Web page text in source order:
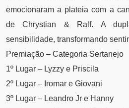
emocionaram a plateia com a
de Chrystian & Ralf. A
sensibilidade, transformando
Premiação – Categoria Sertanejo
1º Lugar – Lyzzy e Priscila
2º Lugar – Iromar e Giovani
3º Lugar – Leandro Jr e Hanny